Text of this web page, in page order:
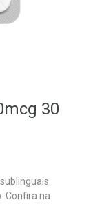
30
Confira na